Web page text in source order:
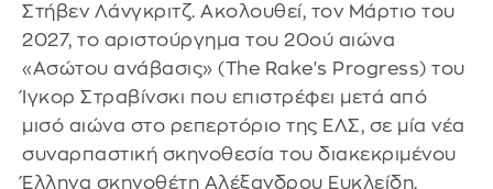
Στήβεν Λάνγκριτζ. Ακολουθεί, τον Μάρτιο του
2027, το αριστούργημα του 20ού αιώνα
«Ασώτου ανάβασις» (The Rake's Progress) του
Ίγκορ Στραβίνσκι που επιστρέφει μετά από
μισό αιώνα στο ρεπερτόριο της ΕΛΣ, σε μία νέα
συναρπαστική σκηνοθεσία του διακεκριμένου
Έλληνα σκηνοθέτη Αλέξανδρου Ευκλείδη.